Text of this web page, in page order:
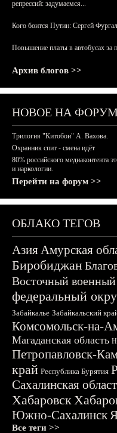
репрессий: задумаемся...
Кого боится Путин: Сергей Фургал
Повышение платы в автобусах за
Архив блогов >>
НОВОЕ НА
Трилогия "Китобои" А. Вахова.
Охранник спит - смена идёт
80% российского медиаконтента
и наркологии.
Перейти на форум >>
ОБЛАКО ТЕГОВ
АзияАмурская
Биробиджан
Восточный военный
федеральный
Забайкалье Забайкальский
Комсомольск-на-
Магаданская область
Петропавловск-
край Республика Бурятия
Сахалинская
Хабаровск
Южно-Сахалинск
Все теги >>